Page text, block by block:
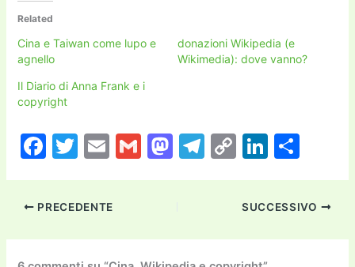
Related
Cina e Taiwan come lupo e
agnello
donazioni Wikipedia (e
Wikimedia): dove vanno?
Il Diario di Anna Frank e i
copyright
F
c
b
T
itt
E
ai
G
M
d
T
a
C
p
y
Li
Li
k
dI
n
vi
PRECEDENTE SUCCESSIVO